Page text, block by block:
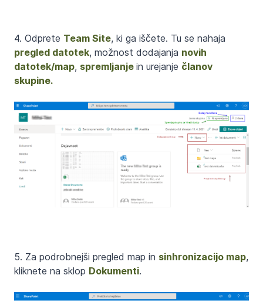
4. Odprete Team Site, ki ga iščete. Tu se nahaja
pregled datotek, možnost dodajanja novih
datotek/map, spremljanje in urejanje članov
skupine.
5. Za podrobnejši pregled map in sinhronizacijo map,
kliknete na sklop Dokumenti.